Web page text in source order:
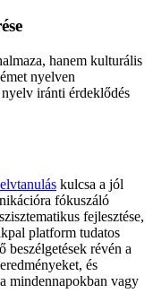
hanem kulturális
nyelven
iránti érdeklődés
kulcsa a jól
fókuszáló
fejlesztése,
platform tudatos
beszélgetések révén a
és
mindennapokban vagy